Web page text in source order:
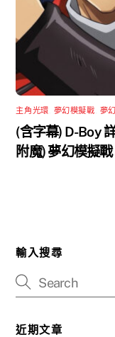
主角光環 夢幻模擬戰 夢
(含字幕) D-Boy
附魔) 夢幻模擬戰
輸入搜尋
近期文章